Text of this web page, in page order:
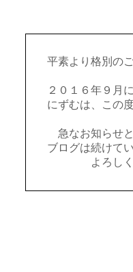
平素より格別の
２０１６年９月
にずむは、この
急なお知らせ
ブログは続けて
よろし